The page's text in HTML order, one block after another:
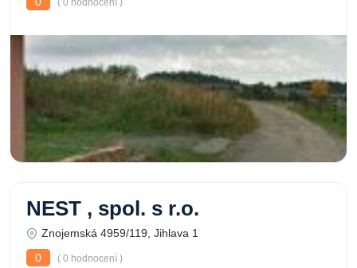
( 0 hodnocení )
NEST , spol. s r.o.
Znojemská 4959/119, Jihlava 1
0
( 0 hodnocení )